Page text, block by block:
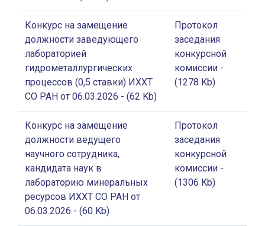
Конкурс на замещение
должности заведующего
лабораторией
гидрометаллургических
процессов (0,5 ставки) ИХХТ
СО РАН от 06.03.2026 - (62 Kb)
Протокол
заседания
конкурсной
комиссии -
(1278 Kb)
Конкурс на замещение
должности ведущего
научного сотрудника,
кандидата наук в
лабораторию минеральных
ресурсов ИХХТ СО РАН от
06.03.2026 - (60 Kb)
Протокол
заседания
конкурсной
комиссии -
(1306 Kb)